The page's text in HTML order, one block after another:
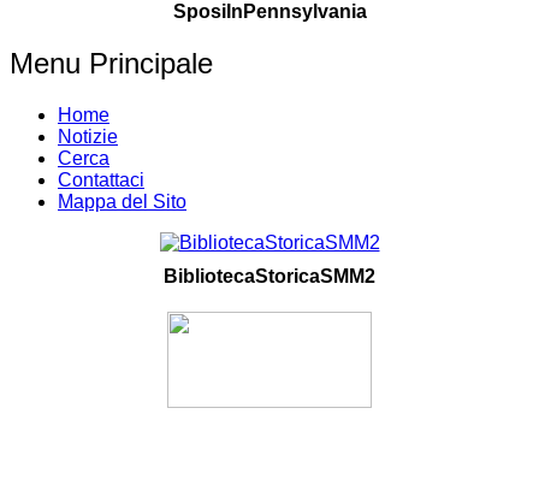
SposiInPennsylvania
Menu Principale
Home
Notizie
Cerca
Contattaci
Mappa del Sito
BibliotecaStoricaSMM2